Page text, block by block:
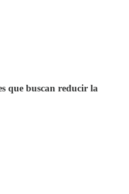
que buscan reducir la